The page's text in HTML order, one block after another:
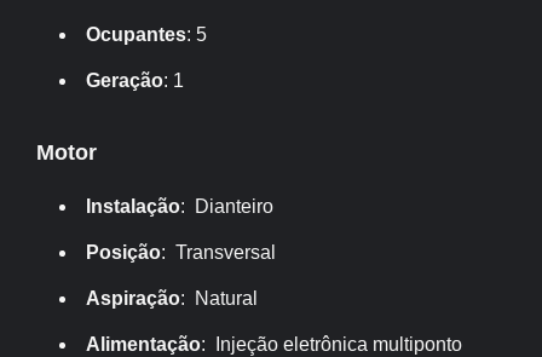
Ocupantes: 5
Geração: 1
Motor
Instalação: Dianteiro
Posição: Transversal
Aspiração: Natural
Alimentação: Injeção eletrônica multiponto